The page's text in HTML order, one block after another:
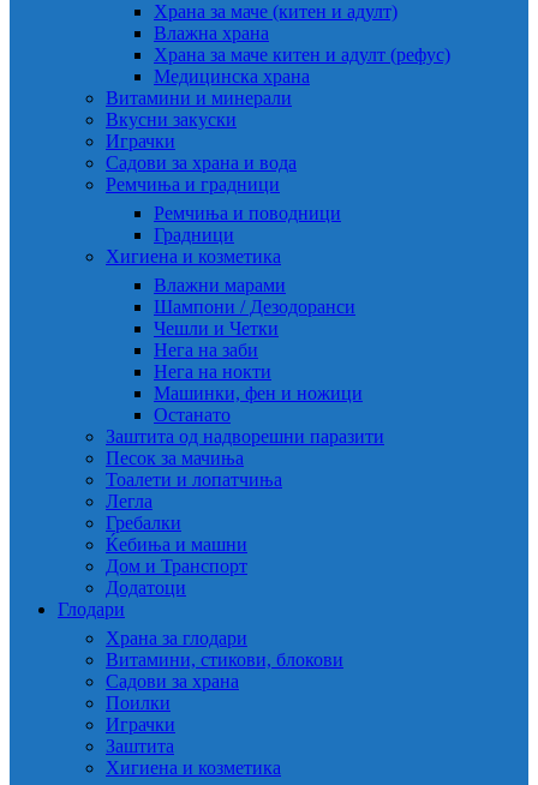
Храна за маче (китен и адулт)
Влажна храна
Храна за маче китен и адулт (рефус)
Медицинска храна
Витамини и минерали
Вкусни закуски
Играчки
Садови за храна и вода
Ремчиња и градници
Ремчиња и поводници
Градници
Хигиена и козметика
Влажни марами
Шампони / Дезодоранси
Чешли и Четки
Нега на заби
Нега на нокти
Машинки, фен и ножици
Останато
Заштита од надворешни паразити
Песок за мачиња
Тоалети и лопатчиња
Легла
Гребалки
Ќебиња и машни
Дом и Транспорт
Додатоци
Глодари
Храна за глодари
Витамини, стикови, блокови
Садови за храна
Поилки
Играчки
Заштита
Хигиена и козметика